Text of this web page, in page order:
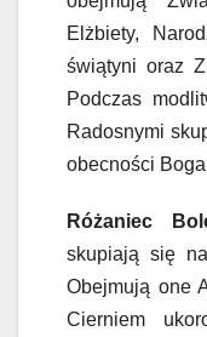
Elżbiety,
świątyni oraz
Podczas
Radosnymi
obecności
Różaniec
skupiają się
Obejmują one
Cierniem